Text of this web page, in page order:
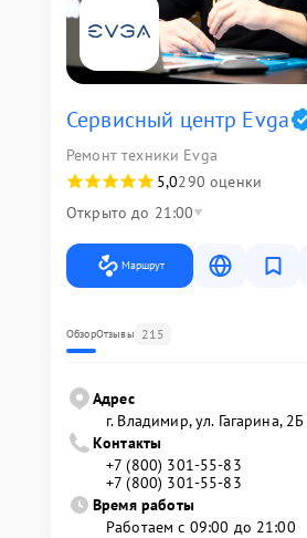
Сервисный центр Evga
Ремонт техники Evga
5,0290 оценки
Открыто до 21:00
Маршрут
ОбзорОтзывы 215
Адрес
г. Владимир, ул. Гагарина, 2Б
Контакты
+7 (800) 301-55-83
+7 (800) 301-55-83
Время работы
Работаем с 09:00 до 21:00